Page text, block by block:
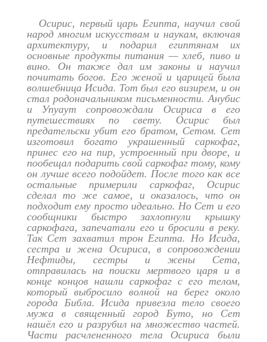
Осирис, первый царь Египта, научил свой
народ многим искусствам и наукам, включая
архитектуру, и подарил египтянам их
основные продукты питания — хлеб, пиво и
вино. Он также дал им законы и научил
почитать богов. Его женой и царицей была
волшебница Исида. Тот был его визирем, и он
стал родоначальником письменности. Анубис
и Упуаут сопровождали Осириса в его
путешествиях по свету. Осирис был
предательски убит его братом, Сетом. Сет
изготовил богато украшенный саркофаг,
принес его на пир, устроенный при дворе, и
пообещал подарить свой саркофаг тому, кому
он лучше всего подойдет. После того как все
остальные примерили саркофаг, Осирис
сделал то же самое, и оказалось, что он
подходит ему просто идеально. Но Сет и его
сообщники быстро захлопнули крышку
саркофага, запечатали его и бросили в реку.
Так Сет захватил трон Египта. Но Исида,
сестра и жена Осириса, в сопровождении
Нефтиды, сестры и жены Сета,
отправилась на поиски мертвого царя и в
конце концов нашли саркофаг с его телом,
который выбросило волной на берег около
города Библа. Исида привезла тело своего
мужа в священный город Буто, но Сет
нашёл его и разрубил на множество частей.
Части расчлененного тела Осириса были